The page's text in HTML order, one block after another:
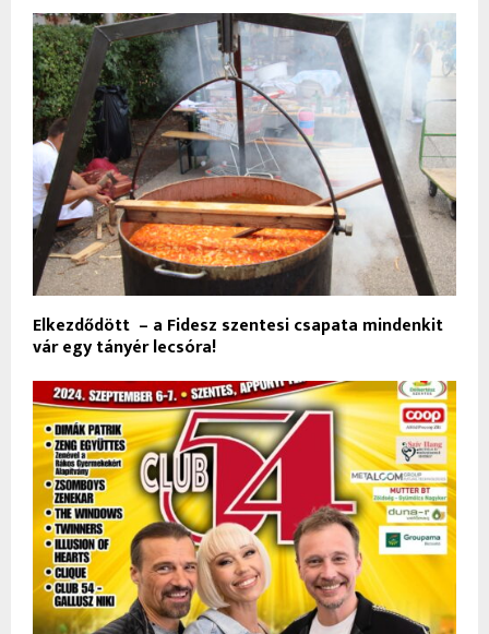
Elkezdődött – a Fidesz szentesi csapata mindenkit
vár egy tányér lecsóra!